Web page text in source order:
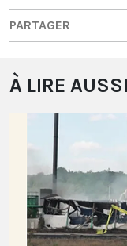
PARTAGER
À LIRE AUSSI